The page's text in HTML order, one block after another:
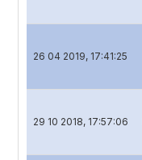
26 04 2019, 17:41:25
29 10 2018, 17:57:06